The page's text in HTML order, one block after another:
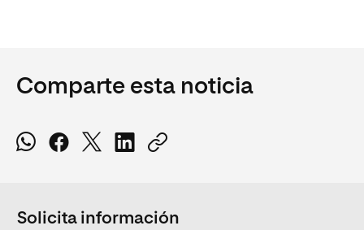
Comparte esta noticia
Solicita información